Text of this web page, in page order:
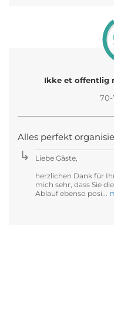
Ikke et offentlig
70-
Alles perfekt
Liebe Gäste,
herzlichen Dank für
mich sehr, dass Sie
Ablauf ebenso posi...